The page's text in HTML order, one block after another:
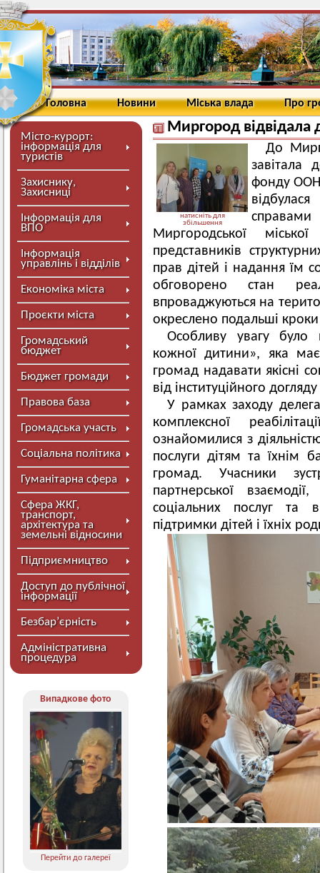
Головна Новини Міська влада Про
Місто-курорт:
інформація для
туристів
Захиснику,
Захисниці
Інформація для
ВПО
Інформація
управлінь і відділів
Економіка міста
Проєкти міста
Громадський
бюджет
Бюджет громади
Правова база
Громадська участь
Соціальна політика
Гуманітарна сфера
Сфера ЖКГ,
транспорт,
архітектура та
земельні відносини
Підприємництво
Доступ до публічної
інформації
Безбар’єрність
Адміністративна
процедура
Випадкове фото
Перейти до галереї
Миргород відвідала
натисніть для
збільшення
До
завітала
фонду ООН
Миргородської
представників
прав дітей і надання їм
обговорено стан
впроваджуються на
окреслено подальші кроки
Особливу увагу було
кожної дитини», яка
громад надавати якісні
від інституційного
У рамках заходу
комплексної
ознайомилися з
послуги дітям та їхнім
громад. Учасники
партнерської
соціальних послуг та
підтримки дітей і їхніх